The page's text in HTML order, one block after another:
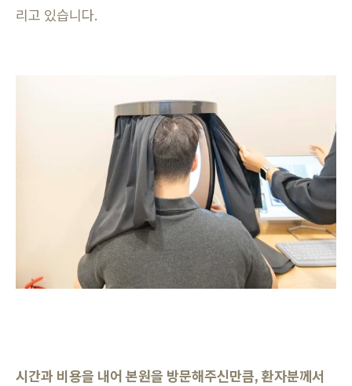
리고 있습니다.
시간과 비용을 내어 본원을 방문해주신만큼, 환자분께서